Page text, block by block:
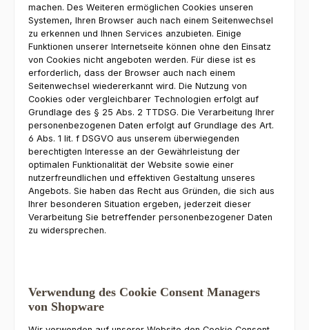
machen. Des Weiteren ermöglichen Cookies unseren
Systemen, Ihren Browser auch nach einem Seitenwechsel
zu erkennen und Ihnen Services anzubieten. Einige
Funktionen unserer Internetseite können ohne den Einsatz
von Cookies nicht angeboten werden. Für diese ist es
erforderlich, dass der Browser auch nach einem
Seitenwechsel wiedererkannt wird. Die Nutzung von
Cookies oder vergleichbarer Technologien erfolgt auf
Grundlage des § 25 Abs. 2 TTDSG. Die Verarbeitung Ihrer
personenbezogenen Daten erfolgt auf Grundlage des Art.
6 Abs. 1 lit. f DSGVO aus unserem überwiegenden
berechtigten Interesse an der Gewährleistung der
optimalen Funktionalität der Website sowie einer
nutzerfreundlichen und effektiven Gestaltung unseres
Angebots. Sie haben das Recht aus Gründen, die sich aus
Ihrer besonderen Situation ergeben, jederzeit dieser
Verarbeitung Sie betreffender personenbezogener Daten
zu widersprechen.
Verwendung des Cookie Consent Managers
von Shopware